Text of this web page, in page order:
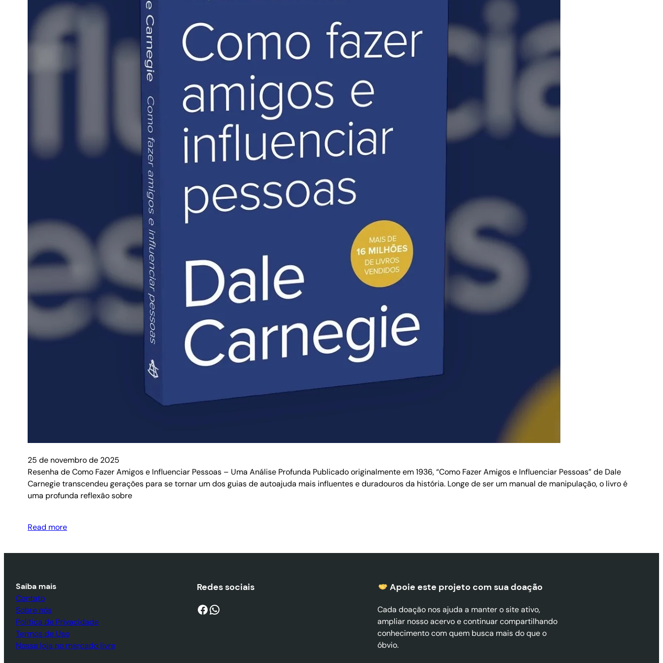
25 de novembro de 2025
Resenha de Como Fazer Amigos e Influenciar Pessoas – Uma Análise Profunda Publicado originalmente em 1936, “Como Fazer Amigos e Influenciar Pessoas” de Dale
Carnegie transcendeu gerações para se tornar um dos guias de autoajuda mais influentes e duradouros da história. Longe de ser um manual de manipulação, o livro é
uma profunda reflexão sobre
Read more
Saiba mais
Contato
Sobre nós
Política de Privacidade
Termos de Uso
Nossa loja no mercado livre
Redes sociais
Facebook WhatsApp
Apoie este projeto com sua doação
Cada doação nos ajuda a manter o site ativo,
ampliar nosso acervo e continuar compartilhando
conhecimento com quem busca mais do que o
óbvio.